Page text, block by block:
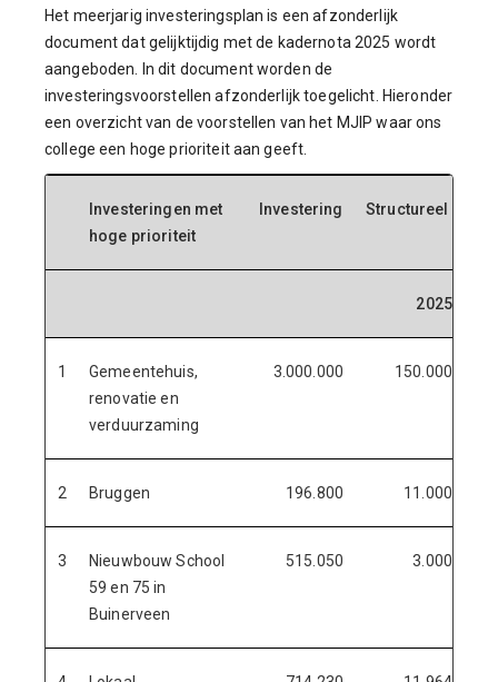
Het meerjarig investeringsplan is een afzonderlijk
document dat gelijktijdig met de kadernota 2025 wordt
aangeboden. In dit document worden de
investeringsvoorstellen afzonderlijk toegelicht. Hieronder
een overzicht van de voorstellen van het MJIP waar ons
college een hoge prioriteit aan geeft.
Investeringen met
hoge prioriteit
Investering Structureel
2025
1
Gemeentehuis,
renovatie en
verduurzaming
3.000.000 150.000
2 Bruggen 196.800 11.000
3
Nieuwbouw School
59 en 75 in
Buinerveen
515.050 3.000